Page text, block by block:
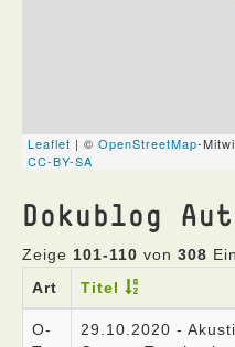
Dokublog
Zeige 101-110 von 308
Art
Titel
O-
29.10.2020 -